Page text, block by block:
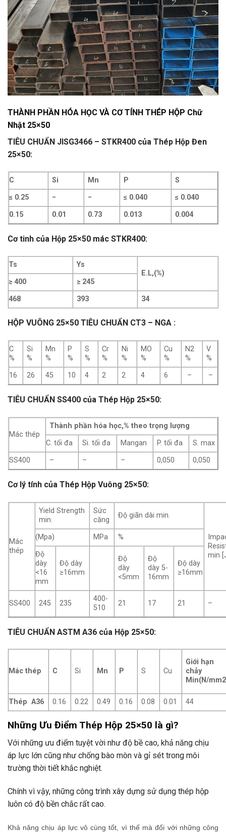
THÀNH PHẦN HÓA HỌC VÀ CƠ TÍNH THÉP HỘP Chữ
Nhật 25×50
TIÊU CHUẨN JISG3466 – STKR400 của Thép Hộp Đen
25×50:
C Si Mn P
S
≤ 0.25
− − ≤ 0.040
≤ 0.040
0.15
0.01 0.73 0.013 0.004
Cơ tinh của Hộp 25×50 mác STKR400:
Ts
Ys
E.L,(%)
≥ 400
≥ 245
468
393 34
HỘP VUÔNG 25×50 TIÊU CHUẨN CT3 – NGA :
C
%
Si
%
Mn
%
P
%
S
%
Cr
%
Ni
%
MO
%
Cu
%
N2
%
V
%
16
26 45 10 4 2 2 4 6 – –
TIÊU CHUẨN SS400 của Thép Hộp 25×50:
Mác thép
Thành phần hóa học,% theo trọng lượng
C. tối đa
Si. tối đa Mangan P. tối đa
S. max
SS400
– – – 0,050 0,050
Cơ lý tính của Thép Hộp Vuông 25×50:
Mác
thép
Yield Strength
min.
Sức
căng
Độ giãn dài min.
min
(Mpa) MPa
%
Độ
dày
<16
mm
Độ dày
≥16mm
Độ
dày
<5mm
Độ
dày 5-
16mm
Độ dày
≥16mm
SS400 245 235
400-
510
21 17 21 –
TIÊU CHUẨN ASTM A36 của Hộp 25×50:
Mác thép C Si Mn P S Cu
Giới hạn
chảy
Min(N/
Thép A36 0.16 0.22 0.49 0.16 0.08 0.01 44
Những Ưu Điểm Thép Hộp 25×50 là gì?
Với những ưu điểm tuyệt vời như độ bề cao, khả năng chịu
áp lực lớn cũng như chống bào mòn và gỉ sét trong môi
trường thời tiết khắc nghiệt.
Chính vì vậy, những công trình xây dựng sử dụng thép hộp
luôn có độ bền chắc rất cao.
Khả năng chịu áp lực vô cùng tốt, vì thế mà đối với những công